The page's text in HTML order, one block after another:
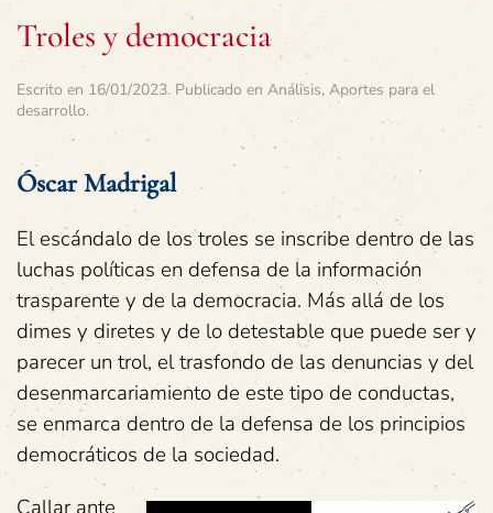
Troles y democracia
Escrito en 16/01/2023. Publicado en Análisis, Aportes para el
desarrollo.
Óscar Madrigal
El escándalo de los troles se inscribe dentro de las
luchas políticas en defensa de la información
trasparente y de la democracia. Más allá de los
dimes y diretes y de lo detestable que puede ser y
parecer un trol, el trasfondo de las denuncias y del
desenmarcariamiento de este tipo de conductas,
se enmarca dentro de la defensa de los principios
democráticos de la sociedad.